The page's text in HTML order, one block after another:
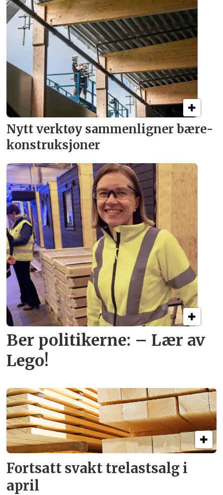
Nytt verktøy sammenligner bære­
konstruksjoner
Ber politikerne: – Lær av
Lego!
Fortsatt svakt trelastsalg i
april